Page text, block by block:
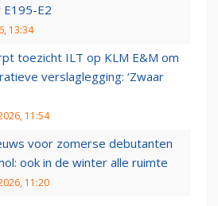
E195-E2
13:34
toezicht ILT op KLM E&M om
verslaglegging: ‘Zwaar
11:54
voor zomerse debutanten
ook in de winter alle ruimte
11:20